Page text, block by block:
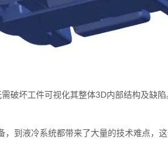
破坏工件可视化其整体3D内部结构及缺
液冷系统都带来了大量的技术难点，